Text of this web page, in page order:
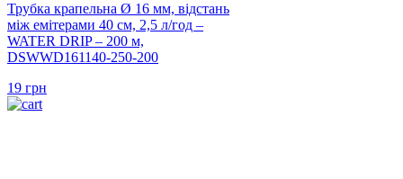
Трубка крапельна Ø 16 мм, відстань
між емітерами 40 см, 2,5 л/год –
WATER DRIP – 200 м,
DSWWD161140-250-200
19 грн